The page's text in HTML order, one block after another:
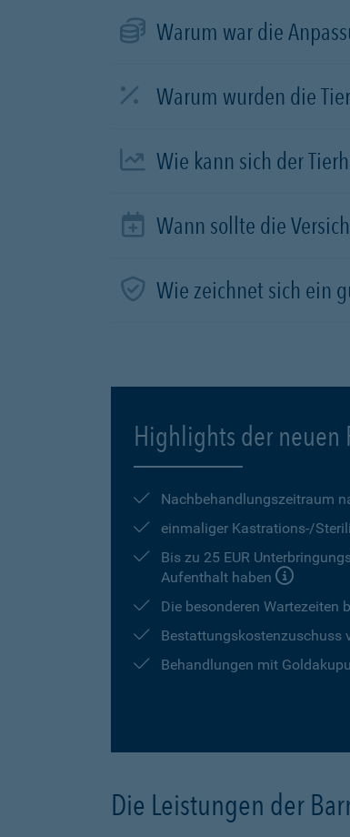
Warum war die
Warum wurden die
Wie kann sich der
Wann sollte die
Wie zeichnet sich ein
Highlights der neuen
Nachbehandlungszeitraum
einmaliger Kastrations-/
Bis zu 25 EUR
Aufenthalt haben
Die besonderen Wartezeiten
Bestattungskostenzuschuss
Behandlungen mit
Die Leistungen der